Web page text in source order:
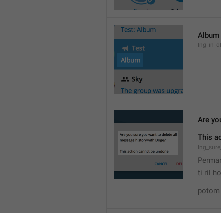
Album
Are
This
ti ril
potom